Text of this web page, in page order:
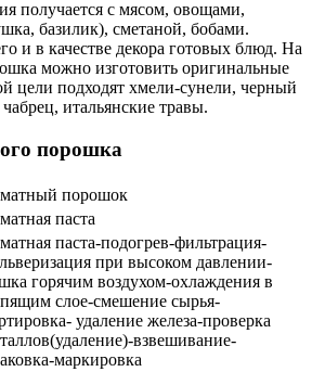
получается с мясом, овощами,
базилик), сметаной, бобами.
и в качестве декора готовых блюд. На
можно изготовить оригинальные
цели подходят хмели-сунели, черный
итальянские травы.
порошка
порошок
паста
паста-подогрев-фильтрация-
при высоком давлении-
горячим воздухом-охлаждения в
слое-смешение сырья-
удаление железа-проверка
взвешивание-
маркировка